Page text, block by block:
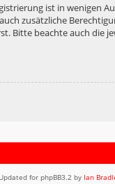
ist in wenigen
zusätzliche
Bitte beachte auch die
Updated for phpBB3.2 by Ian